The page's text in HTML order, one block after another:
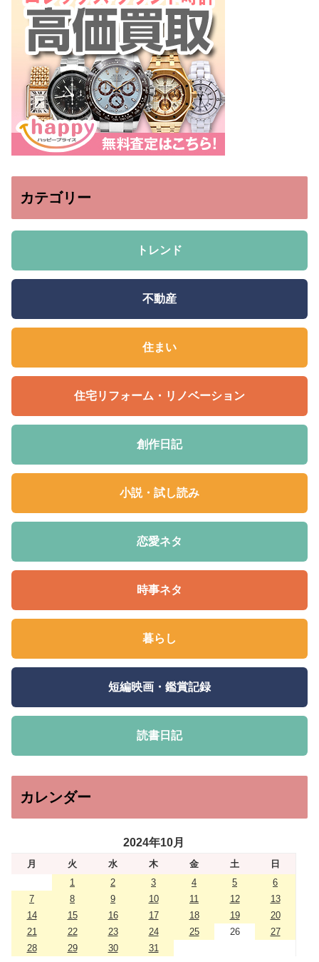
カテゴリー
トレンド
不動産
住まい
住宅リフォーム・リノベーション
創作日記
小説・試し読み
恋愛ネタ
時事ネタ
暮らし
短編映画・鑑賞記録
読書日記
カレンダー
2024年10月
月 火 水 木 金 土
日
1
2 3 4 5
6
7
8 9 10 11 12
13
14
15 16 17 18 19
20
21
22 23 24 25 26
27
28
29 30 31